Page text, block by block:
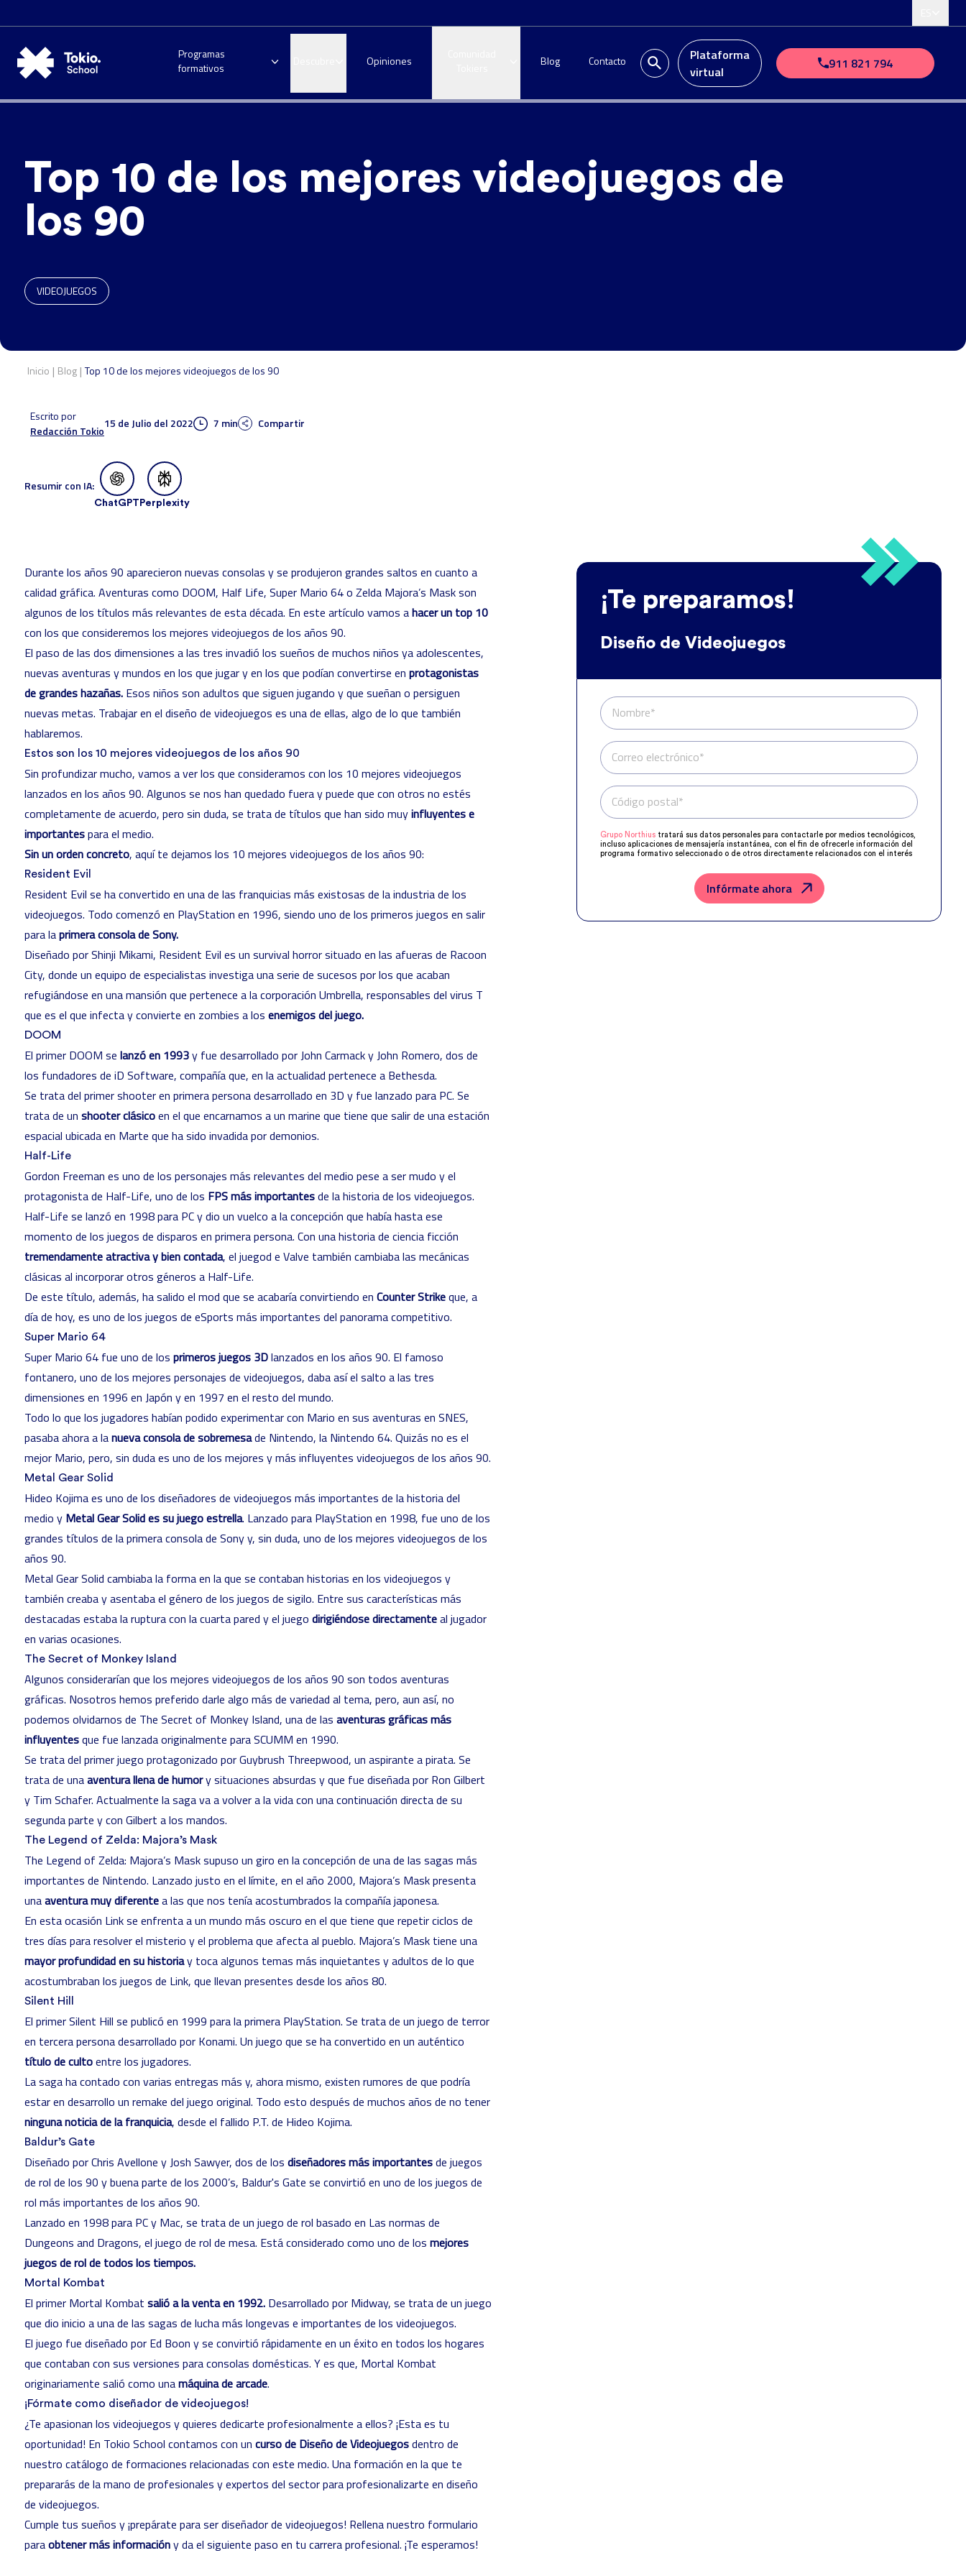
Programas
formativos
Opiniones Blog Contacto
Plataforma
virtual
911 821 794
Top 10 de los mejores videojuegos de
los 90
VIDEOJUEGOS
Inicio | Blog | Top 10 de los mejores videojuegos de los 90
Escrito por
Redacción Tokio
15 de Julio del 2022 7 min Compartir
Resumir con IA:
ChatGPT Perplexity
Durante los años 90 aparecieron nuevas consolas y se produjeron grandes saltos en cuanto a
calidad gráfica. Aventuras como DOOM, Half Life, Super Mario 64 o Zelda Majora’s Mask son
algunos de los títulos más relevantes de esta década. En este artículo vamos ahacer un top 10
con los que consideremos los mejores videojuegos de los años 90.
El paso de las dos dimensiones a las tres invadió los sueños de muchos niños ya adolescentes,
nuevas aventuras y mundos en los que jugar y en los que podían convertirse en protagonistas
de grandes hazañas. Esos niños son adultos que siguen jugando y que sueñan o persiguen
nuevas metas. Trabajar en el diseño de videojuegos es una de ellas, algo de lo que también
hablaremos.
Estos son los 10 mejores videojuegos de los años 90
Sin profundizar mucho, vamos a ver los que consideramos con los 10 mejores videojuegos
lanzados en los años 90. Algunos se nos han quedado fuera y puede que con otros no estés
completamente de acuerdo, pero sin duda, se trata de títulos que han sido muyinfluyentes e
importantespara el medio.
Sin un orden concreto, aquí te dejamos los 10 mejores videojuegos de los años 90:
Resident Evil
Resident Evil se ha convertido en una de las franquicias más existosas de la industria de los
videojuegos. Todo comenzó en PlayStation en 1996, siendo uno de los primeros juegos en salir
para laprimera consola de Sony.
Diseñado porShinji Mikami, Resident Evil es un survival horror situado en las afueras de Racoon
City, donde un equipo de especialistas investiga una serie de sucesos por los que acaban
refugiándose en una mansión que pertenece a la corporación Umbrella, responsables del virus T
que es el que infecta y convierte en zombies a los enemigos del juego.
DOOM
El primer DOOM se lanzó en 1993y fue desarrollado por John Carmacky John Romero, dos de
los fundadores de iD Software, compañía que, en la actualidad pertenece a Bethesda.
Se trata del primer shooter en primera persona desarrollado en 3D y fue lanzado para PC. Se
trata de un shooter clásicoen el que encarnamos a un marine que tiene que salir de una estación
espacial ubicada en Marte que ha sido invadida por demonios.
Half-Life
Gordon Freeman es uno de los personajes más relevantes del medio pese a ser mudo y el
protagonista de Half-Life, uno de los FPS más importantesde la historia de los videojuegos.
Half-Life se lanzó en 1998 para PC y dio un vuelco a la concepción que había hasta ese
momento de los juegos de disparos en primera persona. Con una historia de ciencia ficción
tremendamente atractiva y bien contada, el juegod e Valve también cambiaba las mecánicas
clásicas al incorporar otros géneros a Half-Life.
De este título, además, ha salido el mod que se acabaría convirtiendo en Counter Strikeque, a
día de hoy, es uno de los juegos de eSports más importantes del panorama competitivo.
Super Mario 64
Super Mario 64 fue uno de los primeros juegos 3Dlanzados en los años 90. El famoso
fontanero, uno de los mejores personajes de videojuegos, daba así el salto a las tres
dimensiones en 1996 en Japón y en 1997 en el resto del mundo.
Todo lo que los jugadores habían podido experimentar con Mario en sus aventuras en SNES,
pasaba ahora a lanueva consola de sobremesade Nintendo, la Nintendo 64. Quizás no es el
mejor Mario, pero, sin duda es uno de los mejores y más influyentes videojuegos de los años 90.
Metal Gear Solid
Hideo Kojimaes uno de los diseñadores de videojuegos más importantes de la historia del
medio y Metal Gear Solid es su juego estrella. Lanzado para PlayStation en 1998, fue uno de los
grandes títulos de la primera consola de Sony y, sin duda, uno de los mejores videojuegos de los
años 90.
Metal Gear Solid cambiaba la forma en la que se contaban historias en los videojuegos y
también creaba y asentaba el género de los juegos de sigilo. Entre sus características más
destacadas estaba la ruptura con la cuarta pared y el juego dirigiéndose directamenteal jugador
en varias ocasiones.
The Secret of Monkey Island
Algunos considerarían que los mejores videojuegos de los años 90 son todos aventuras
gráficas. Nosotros hemos preferido darle algo más de variedad al tema, pero, aun así, no
podemos olvidarnos de The Secret of Monkey Island, una de las aventuras gráficas más
influyentesque fue lanzada originalmente para SCUMM en 1990.
Se trata del primer juego protagonizado por Guybrush Threepwood, un aspirante a pirata. Se
trata de unaaventura llena de humory situaciones absurdas y que fue diseñada por Ron Gilbert
y Tim Schafer. Actualmente la saga va a volver a la vida con una continuación directa de su
segunda parte y con Gilbert a los mandos.
The Legend of Zelda: Majora’s Mask
The Legend of Zelda: Majora’s Mask supuso un giro en la concepción de una de las sagas más
importantes de Nintendo. Lanzado justo en el límite, en el año 2000, Majora’s Mask presenta
unaaventura muy diferentea las que nos tenía acostumbrados la compañía japonesa.
En esta ocasión Link se enfrenta a un mundo más oscuro en el que tiene que repetir ciclos de
tres días para resolver el misterio y el problema que afecta al pueblo. Majora’s Mask tiene una
mayor profundidad en su historiay toca algunos temas más inquietantes y adultos de lo que
acostumbraban los juegos de Link, que llevan presentes desde los años 80.
Silent Hill
El primer Silent Hill se publicó en 1999 para la primera PlayStation. Se trata de un juego de terror
en tercera persona desarrollado por Konami. Un juego que se ha convertido en un auténtico
título de cultoentre los jugadores.
La saga ha contado con varias entregas más y, ahora mismo, existen rumores de que podría
estar en desarrollo un remake del juego original. Todo esto después de muchos años de no tener
ninguna noticia de la franquicia, desde el fallido P.T. de Hideo Kojima.
Baldur’s Gate
Diseñado por Chris Avellone y Josh Sawyer, dos de los diseñadores más importantesde juegos
de rol de los 90 y buena parte de los 2000’s, Baldur's Gate se convirtió en uno de los juegos de
rol más importantes de los años 90.
Lanzado en 1998 para PC y Mac, se trata de un juego de rol basado en Las normas de
Dungeons and Dragons, el juego de rol de mesa. Está considerado como uno de los mejores
juegos de rol de todos los tiempos.
Mortal Kombat
El primer Mortal Kombat salió a la venta en 1992. Desarrollado por Midway, se trata de un juego
que dio inicio a una de las sagas de lucha más longevas e importantes de los videojuegos.
El juego fue diseñado por Ed Boon y se convirtió rápidamente en un éxito en todos los hogares
que contaban con sus versiones para consolas domésticas. Y es que, Mortal Kombat
originariamente salió como unamáquina de arcade.
¡Fórmate como diseñador de videojuegos!
¿Te apasionan los videojuegos y quieres dedicarte profesionalmente a ellos? ¡Esta es tu
oportunidad! En Tokio School contamos con un curso de Diseño de Videojuegosdentro de
nuestro catálogo de formaciones relacionadas con este medio. Una formación en la que te
prepararás de la mano de profesionales y expertos del sector para profesionalizarte en diseño
de videojuegos.
Cumple tus sueños y ¡prepárate para ser diseñador de videojuegos! Rellena nuestro formulario
paraobtener más informacióny da el siguiente paso en tu carrera profesional. ¡Te esperamos!
¡Te preparamos!
Diseño de Videojuegos
Nombre*
Correo electrónico*
Teléfono*
Código postal*
Grupo Northius tratará sus datos personales para contactarle por medios tecnológicos,
incluso aplicaciones de mensajería instantánea, con el fin de ofrecerle información del
programa formativo seleccionado o de otros directamente relacionados con el interés
Compartiremos su solicitud con las empresas que conforman el
objeto de que estas puedan hacerle llegar la mejor oferta de productos y servicios de
acuerdo a su petición. Quedan reconocidos los derechos de acceso, rectificación,
supresión, oposición, limitación, tal y como se explica en la
Política de Privacidad
Infórmate ahora